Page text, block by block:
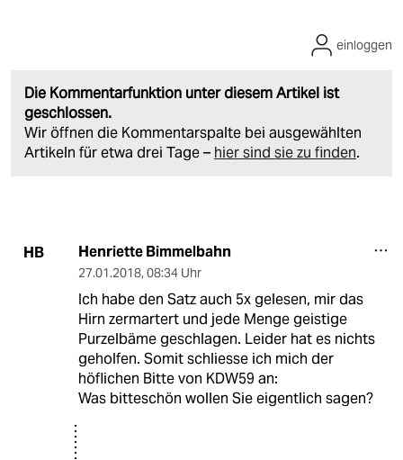
Die Kommentarfunktion unter diesem Artikel ist
geschlossen.
Wir öffnen die Kommentarspalte bei ausgewählten
Artikeln für etwa drei Tage – hier sind sie zu finden.
einloggen
HB Henriette Bimmelbahn
27.01.2018, 08:34 Uhr
Ich habe den Satz auch 5x gelesen, mir das
Hirn zermartert und jede Menge geistige
Purzelbäme geschlagen. Leider hat es nichts
geholfen. Somit schliesse ich mich der
höflichen Bitte von KDW59 an:
Was bitteschön wollen Sie eigentlich sagen?